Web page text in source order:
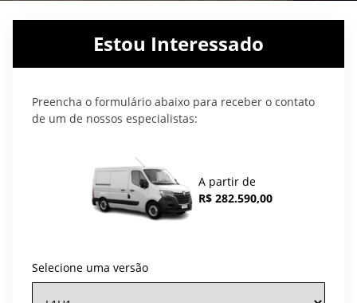
Estou Interessado
Preencha o formulário abaixo para receber o contato
de um de nossos especialistas:
A partir de
R$ 282.590,00
Selecione uma versão